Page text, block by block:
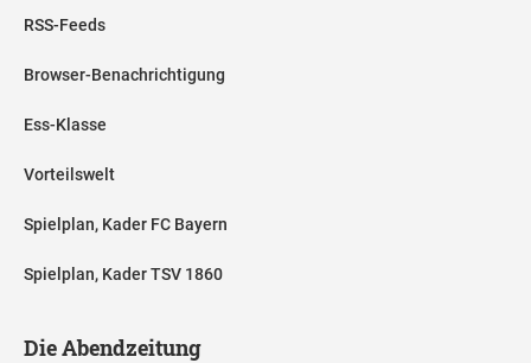
RSS-Feeds
Browser-Benachrichtigung
Ess-Klasse
Vorteilswelt
Spielplan, Kader FC Bayern
Spielplan, Kader TSV 1860
Die Abendzeitung